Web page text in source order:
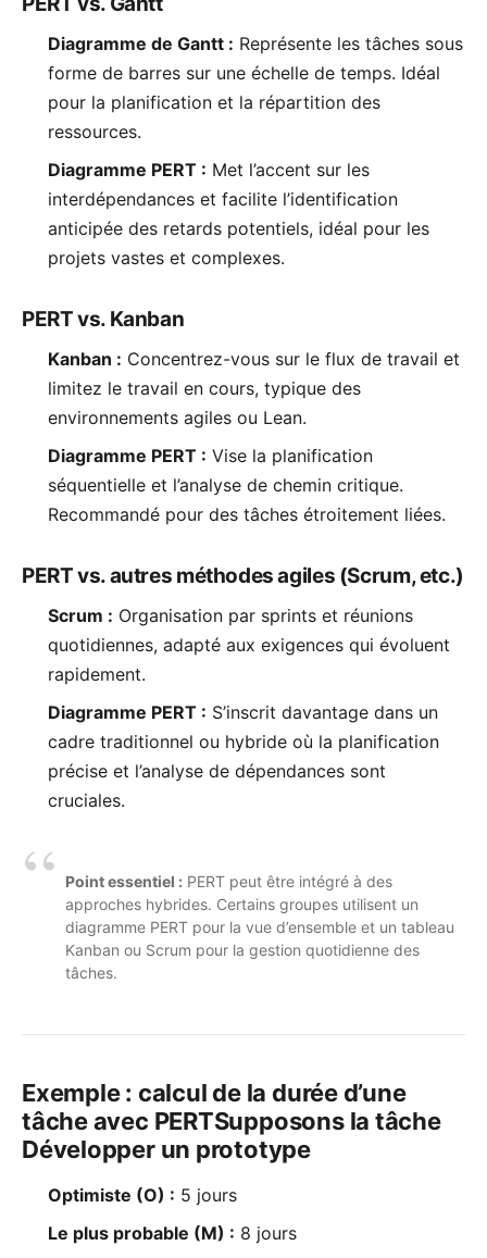
Diagramme de Gantt : Représente les tâches sous
forme de barres sur une échelle de temps. Idéal
pour la planification et la répartition des
ressources.
Diagramme PERT : Met l’accent sur les
interdépendances et facilite l’identification
anticipée des retards potentiels, idéal pour les
projets vastes et complexes.
PERT vs. Kanban
Kanban : Concentrez-vous sur le flux de travail et
limitez le travail en cours, typique des
environnements agiles ou Lean.
Diagramme PERT : Vise la planification
séquentielle et l’analyse de chemin critique.
Recommandé pour des tâches étroitement liées.
PERT vs. autres méthodes agiles (Scrum, etc.)
Scrum : Organisation par sprints et réunions
quotidiennes, adapté aux exigences qui évoluent
rapidement.
Diagramme PERT : S’inscrit davantage dans un
cadre traditionnel ou hybride où la planification
précise et l’analyse de dépendances sont
cruciales.
Point essentiel : PERT peut être intégré à des
approches hybrides. Certains groupes utilisent un
diagramme PERT pour la vue d’ensemble et un tableau
Kanban ou Scrum pour la gestion quotidienne des
tâches.
Exemple : calcul de la durée d’une
tâche avec PERTSupposons la tâche
Développer un prototype
Optimiste (O) : 5 jours
Le plus probable (M) : 8 jours